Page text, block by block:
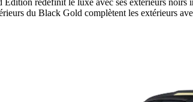
du Black Gold complètent les extérieurs